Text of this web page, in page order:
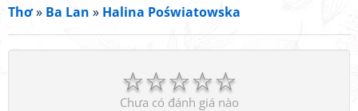
Thơ» Ba Lan » Halina Poświatowska
☆
☆
☆
☆
☆
Chưa có đánh giá nào